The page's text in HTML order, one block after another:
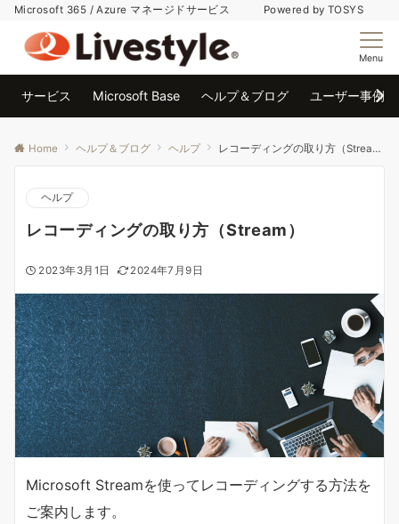
Microsoft 365 / Azure マネージドサービス Powered by TOSYS
Menu
サービス Microsoft Base ヘルプ＆ブログ ユーザー事例
Home ヘルプ＆ブログ ヘルプ レコーディングの取り方（Stream）
ヘルプ
レコーディングの取り方（Stream）
2023年3月1日 2024年7月9日
Microsoft Streamを使ってレコーディングする方法を
ご案内します。